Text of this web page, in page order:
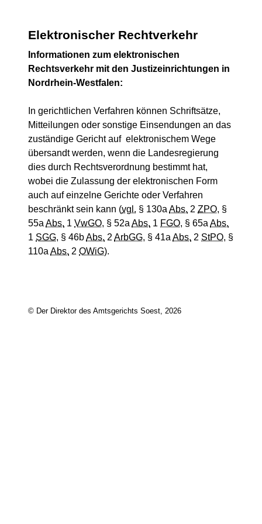
Elektronischer Rechtverkehr
Informationen zum elektronischen
Rechtsverkehr mit den Justizeinrichtungen in
Nordrhein-Westfalen:
In gerichtlichen Verfahren können Schriftsätze,
Mitteilungen oder sonstige Einsendungen an das
zuständige Gericht auf elektronischem Wege
übersandt werden, wenn die Landesregierung
dies durch Rechtsverordnung bestimmt hat,
wobei die Zulassung der elektronischen Form
auch auf einzelne Gerichte oder Verfahren
beschränkt sein kann (vgl. § 130a Abs. 2 ZPO, §
55a Abs. 1 VwGO, § 52a Abs. 1 FGO, § 65a Abs.
1 SGG, § 46bAbs. 2 ArbGG, § 41a Abs. 2 StPO, §
110a Abs. 2 OWiG).
© Der Direktor des Amtsgerichts Soest, 2026